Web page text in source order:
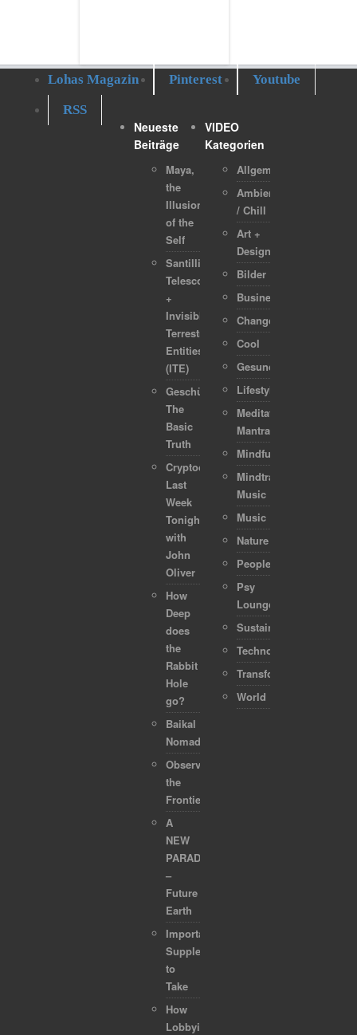
Lohas Magazin Pinterest
Youtube
RSS
Neueste
Beiträge
Maya,
the
Illusion
of the
Self
Santilli
Telescope
+
Invisible
Terrestrial
Entities
(ITE)
Geschützt:
The
Basic
Truth
Cryptocurrencies:
Last
Week
Tonight
with
John
Oliver
How
Deep
does
the
Rabbit
Hole
go?
Baikal
Nomads
Observing
the
Frontier
A
NEW
PARADIGM
–
Future
Earth
Important
Supplements
to
Take
How
Lobbyists
VIDEO
Kategorien
Allgemein
Ambient
/ Chill
Art +
Design
Bilder
Business
Change
Cool
Gesundheit
Lifestyle
Meditation-
Mantra
Mindful
Mindtraveller
Music
Music
Nature
People
Psy
Lounge
Sustainability
Technology
Transformation
World